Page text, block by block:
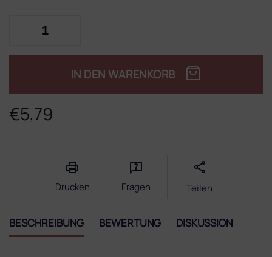
€5,79
IN DEN WARENKORB
Drucken Fragen Teilen
BESCHREIBUNG BEWERTUNG DISKUSSION